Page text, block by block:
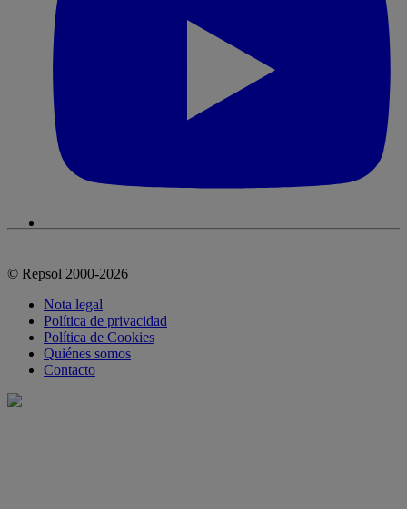
© Repsol 2000-2026
Nota legal
Política de privacidad
Política de Cookies
Quiénes somos
Contacto